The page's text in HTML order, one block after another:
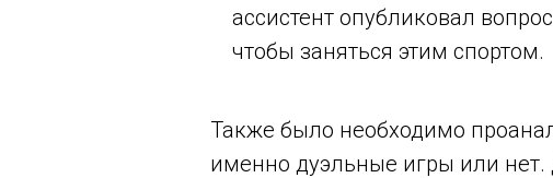
ассистент опубликовал
чтобы заняться этим спортом.
Также было необходимо
именно дуэльные игры или